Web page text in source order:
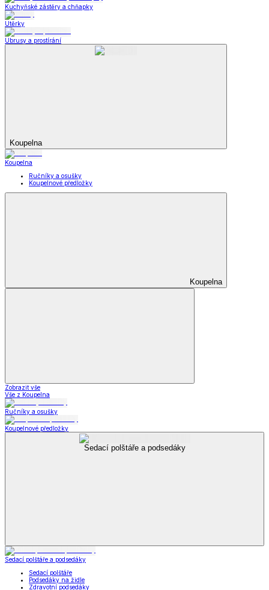
Kuchyňské zástěry a chňapky
Utěrky
Ubrusy a prostírání
Koupelna
Koupelna
Ručníky a osušky
Koupelnové předložky
Koupelna
Zobrazit vše
Vše z Koupelna
Ručníky a osušky
Koupelnové předložky
Sedací polštáře a podsedáky
Sedací polštáře a podsedáky
Sedací polštáře
Podsedáky na židle
Zdravotní podsedáky